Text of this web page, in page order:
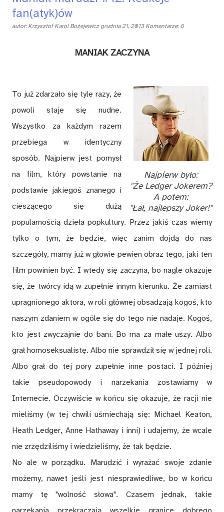
fan(atyk)ów
autor:Krzysztof Karol Bożejewicz grudnia 21, 2013 Komentarze: 8
MANIAK ZACZYNA
Najpierw było:
"Że Ledger Jokerem?
A potem:
"Łał, najlepszy Joker!"
To już zdarzało się tyle razy, że
powoli staje się nudne.
Wszystko za każdym razem
przebiega w identyczny
sposób. Najpierw jest pomysł
na film, który powstanie na
podstawie jakiegoś znanego i
cieszącego się dużą
popularnością dzieła popkultury. Przez jakiś czas wiemy
tylko o tym, że będzie, więc zanim dojdą do nas
szczegóły, mamy już w głowie pewien obraz tego, jaki ten
film powinien być. I wtedy się zaczyna, bo nagle okazuje
się, że twórcy idą w zupełnie innym kierunku. Że zamiast
upragnionego aktora, w roli głównej obsadzają kogoś, kto
naszym zdaniem w ogóle się do tego nie nadaje. Kogoś,
kto jest zwyczajnie do bani. Bo ma za małe uszy. Albo
grał homoseksualistę. Albo nie sprawdził się w jednej roli.
Albo grał do tej pory zupełnie inne postaci. I później
takie pseudopowody i narzekania zostawiamy w
Internecie. Oczywiście w końcu się okazuje, że racji nie
mieliśmy (w tej chwili uśmiechają się: Michael Keaton,
Heath Ledger, Anne Hathaway i inni) i udajemy, że wcale
nie zrzędziliśmy i wiedzieliśmy, że tak będzie.
No ale w porządku. Marudzić i wyrażać swoje zdanie
możemy, nawet jeśli jest niesprawiedliwe, bo w końcu
mamy tę "wolność słowa". Czasem jednak, takie